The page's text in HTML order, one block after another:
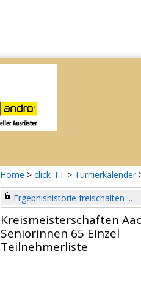
Home > click-TT > Turnierkalender
Ergebnishistorie freischalten ...
Kreismeisterschaften
Seniorinnen 65 Einzel
Teilnehmerliste